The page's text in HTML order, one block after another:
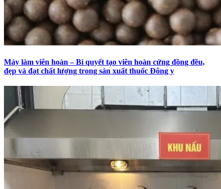
Máy làm viên hoàn – Bí quyết tạo viên hoàn cứng đồng đều,
đẹp và đạt chất lượng trong sản xuất thuốc Đông y